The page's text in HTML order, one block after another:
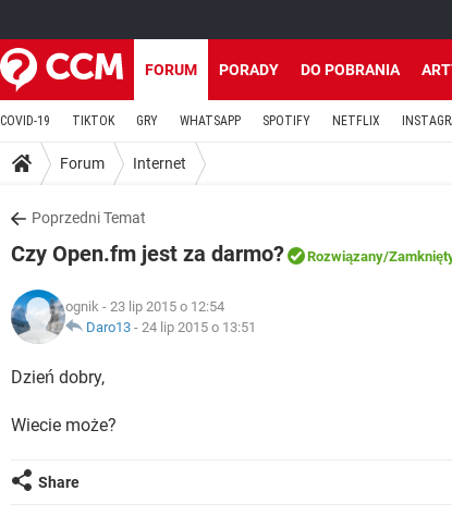
FORUM PORADY DO POBRANIA
COVID-19 TIKTOK GRY WHATSAPP SPOTIFY NETFLIX
Forum Internet
Poprzedni Temat
Czy Open.fm jest za darmo? Rozwiązany/
ognik - 23 lip 2015 o 12:54
Daro13 - 24 lip 2015 o 13:51
Dzień dobry,
Wiecie może?
Share